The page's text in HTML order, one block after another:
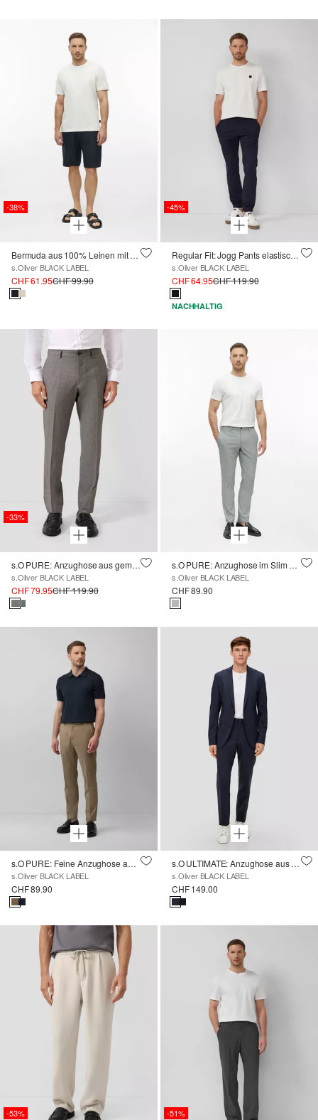
-38%
Bermuda aus 100% Leinen mit Elastikbund
s.Oliver BLACK LABEL
CHF 61.95CHF 99.90
-45%
Regular Fit: Jogg Pants elastischer Webware
s.Oliver BLACK LABEL
CHF 64.95CHF 119.90
NACHHALTIG
-33%
s.O PURE: Anzughose aus gemustertem Stretch-Gewebe
s.Oliver BLACK LABEL
CHF 79.95CHF 119.90
s.O PURE: Anzughose im Slim Fit aus Strukturware
s.Oliver BLACK LABEL
CHF 89.90
s.O PURE: Feine Anzughose aus meliertem Stretch-Gewebe
s.Oliver BLACK LABEL
CHF 89.90
s.O ULTIMATE: Anzughose aus hochelastischem Schurwollmix
s.Oliver BLACK LABEL
CHF 149.00
-53% -51%